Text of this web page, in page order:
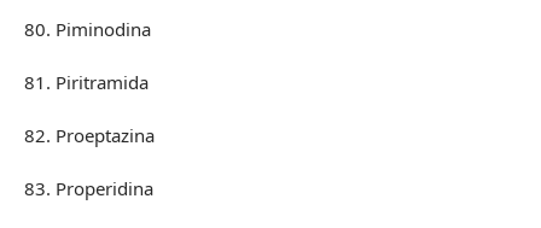
80. Piminodina
81. Piritramida
82. Proeptazina
83. Properidina